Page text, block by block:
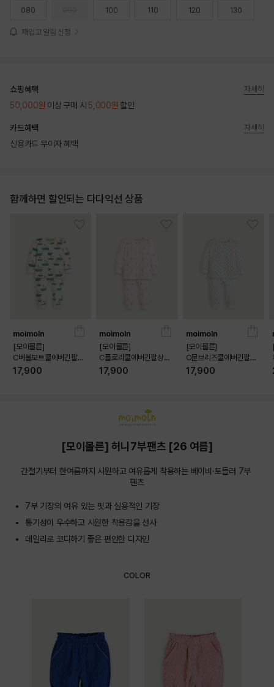
080 100 110 120 130
재입고 알림 신청
쇼핑혜택
50,000원 이상 구매 시 5,000원 할인
자세히
카드혜택
신용카드 무이자 혜택
자세히
함께하면 할인되는 다다익선 상품
moimoln
[모이몰른]
C버블보트쿨에버긴팔상
하 [26 여름]
17,900
moimoln
[모이몰른]
C플로라쿨에버긴팔상하
[26 여름]
17,900
moimoln
[모이몰른]
C문브리즈쿨에버긴팔상
하 [26 여름]
17,900
[모이몰른] 허니7부팬츠 [26 여름]
간절기부터 한여름까지 시원하고 여유롭게 착용하는 베이비·토들러 7부
팬츠
7부 기장의 여유 있는 핏과 실용적인 기장
통기성이 우수하고 시원한 착용감을 선사
데일리로 코디하기 좋은 편안한 디자인
COLOR